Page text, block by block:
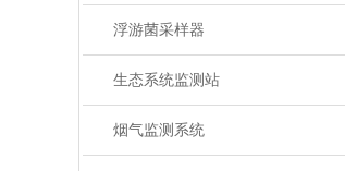
浮游菌采样器
生态系统监测站
烟气监测系统